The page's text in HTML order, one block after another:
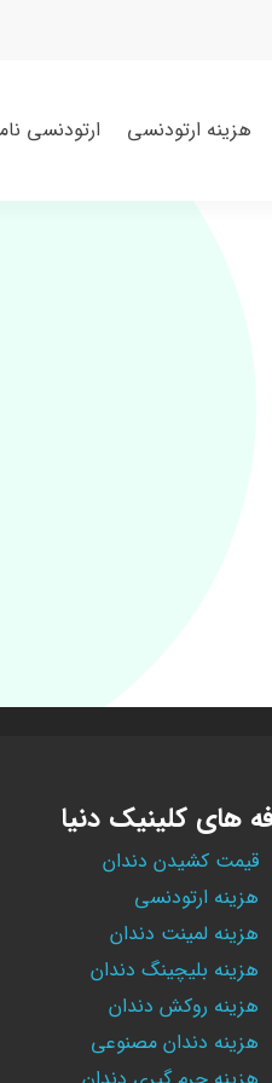
هزینه ارتودنسی ارتودنسی
های کلینیک دنیا
قیمت کشیدن دندان
هزینه ارتودنسی
هزینه لمینت دندان
هزینه بلیچینگ دندان
هزینه روکش دندان
هزینه دندان مصنوعی